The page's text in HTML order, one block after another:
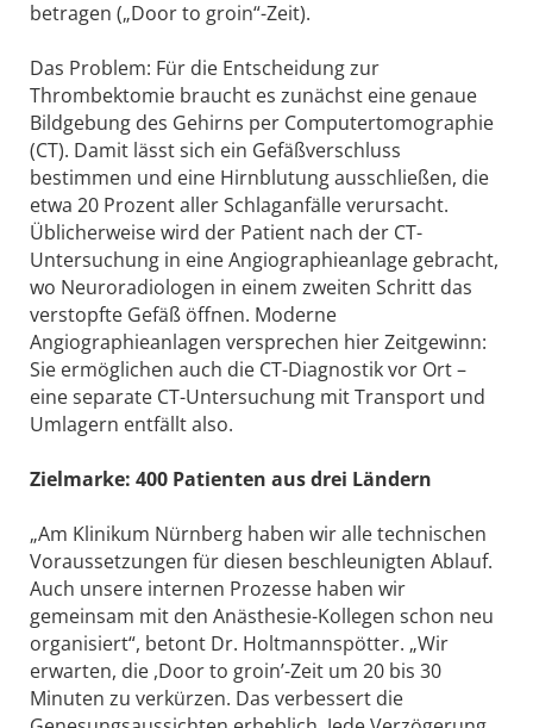
betragen („Door to groin“-Zeit).
Das Problem: Für die Entscheidung zur
Thrombektomie braucht es zunächst eine genaue
Bildgebung des Gehirns per Computertomographie
(CT). Damit lässt sich ein Gefäßverschluss
bestimmen und eine Hirnblutung ausschließen, die
etwa 20 Prozent aller Schlaganfälle verursacht.
Üblicherweise wird der Patient nach der CT-
Untersuchung in eine Angiographieanlage gebracht,
wo Neuroradiologen in einem zweiten Schritt das
verstopfte Gefäß öffnen. Moderne
Angiographieanlagen versprechen hier Zeitgewinn:
Sie ermöglichen auch die CT-Diagnostik vor Ort –
eine separate CT-Untersuchung mit Transport und
Umlagern entfällt also.
Zielmarke: 400 Patienten aus drei Ländern
„Am Klinikum Nürnberg haben wir alle technischen
Voraussetzungen für diesen beschleunigten Ablauf.
Auch unsere internen Prozesse haben wir
gemeinsam mit den Anästhesie-Kollegen schon neu
organisiert“, betont Dr. Holtmannspötter. „Wir
erwarten, die ,Door to groin’-Zeit um 20 bis 30
Minuten zu verkürzen. Das verbessert die